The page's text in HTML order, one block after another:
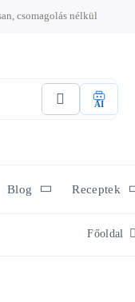
csomagolás nélkül
AI
Blog Receptek
Főoldal